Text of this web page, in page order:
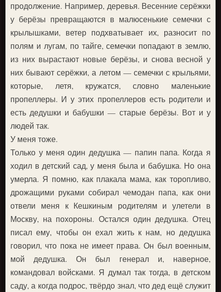
продолжение. Например, деревья. Весенние серёжки
у берёзы превращаются в малюсенькие семечки с
крылышками, ветер подхватывает их, разносит по
полям и лугам, по тайге, семечки попадают в землю,
из них вырастают новые берёзы, и снова весной у
них бывают серёжки, а летом — семечки с крыльями,
которые, летя, кружатся, словно маленькие
пропеллеры. И у этих пропеллеров есть родители и
есть дедушки и бабушки — старые берёзы. Вот и у
людей так.
У меня тоже.
Только у меня один дедушка — папин папа. Когда я
ходил в детский сад, у меня была и бабушка. Но она
умерла. Я помню, как плакала мама, как торопливо,
дрожащими руками собирал чемодан папа, как они
отвели меня к Кешкиным родителям и улетели в
Москву, на похороны. Остался один дедушка. Отец
писал ему, чтобы он ехал жить к нам, но дедушка
говорил, что пока не имеет права. Он был военным,
мой дедушка. Он был генерал и, наверное,
командовал войсками. Я думал так тогда, в детском
саду, а когда подрос, твёрдо знал, что дед ещё служит